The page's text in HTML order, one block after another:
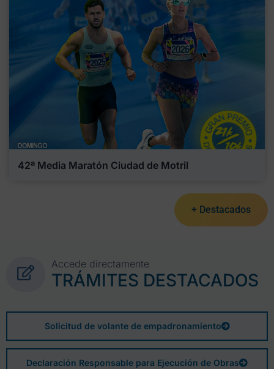
42ª Media Maratón Ciudad de Motril
+ Destacados
Accede directamente
TRÁMITES DESTACADOS
Solicitud de volante de empadronamiento
Declaración Responsable para Ejecución de Obras